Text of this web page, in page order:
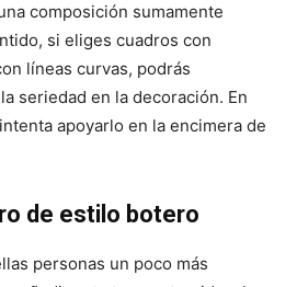
composición sumamente
si eliges cuadros con
líneas curvas, podrás
seriedad en la decoración. En
apoyarlo en la encimera de
de estilo botero
personas un poco más